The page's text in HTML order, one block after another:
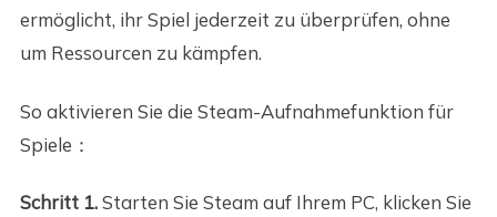
ermöglicht, ihr Spiel jederzeit zu überprüfen, ohne
um Ressourcen zu kämpfen.
So aktivieren Sie die Steam-Aufnahmefunktion für
Spiele：
Schritt 1.Starten Sie Steam auf Ihrem PC, klicken Sie